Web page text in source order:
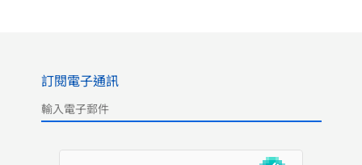
訂閱電子通訊